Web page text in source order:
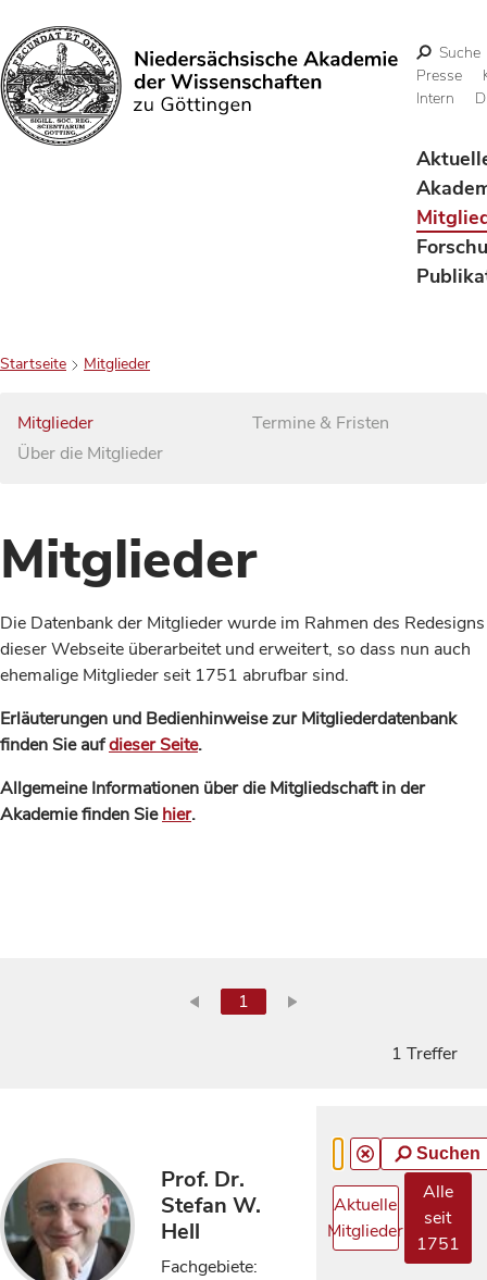
Suchen
Suche
Presse
Intern
Startseite Mitglieder
Mitglieder
Über die Mitglieder
Termine & Fristen
Mitglieder
Die Datenbank der Mitglieder wurde im Rahmen des Redesigns
dieser Webseite überarbeitet und erweitert, so dass nun auch
ehemalige Mitglieder seit 1751 abrufbar sind.
Erläuterungen und Bedienhinweise zur Mitgliederdatenbank
finden Sie aufdieser Seite.
Allgemeine Informationen über die Mitgliedschaft in der
Akademie finden Siehier.
1
1 Treffer
Prof. Dr.
Stefan W.
Hell
Fachgebiete:
Suchen
Aktuelle
Mitglieder
Alle
seit
1751